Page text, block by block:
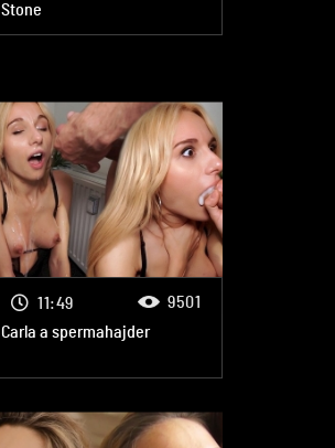
Stone
Carla a spermahajder
11:49 9501